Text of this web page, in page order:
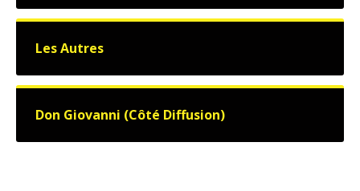
Les Autres
Don Giovanni (Côté Diffusion)